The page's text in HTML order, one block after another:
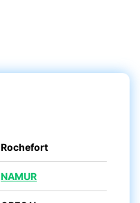
Rochefort
NAMUR